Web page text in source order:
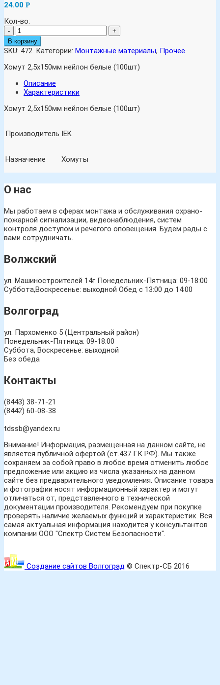
24.00 Р
Кол-во:
-
+
В корзину
SKU: 472. Категории: Монтажные материалы, Прочее.
Хомут 2,5х150мм нейлон белые (100шт)
Описание
Характеристики
Хомут 2,5х150мм нейлон белые (100шт)
Производитель IEK
Назначение Хомуты
О нас
Мы работаем в сферах монтажа и обслуживания охрано-
пожарной сигнализации, видеонаблюдения, систем
контроля доступом и речегого оповещения. Будем рады с
вами сотрудничать.
Волжский
ул. Машиностроителей 14г Понедельник-Пятница: 09-18:00
Суббота,Воскресенье: выходной Обед с 13:00 до 14:00
Волгоград
ул. Пархоменко 5 (Центральный район)
Понедельник-Пятница: 09-18:00
Суббота, Воскресенье: выходной
Без обеда
Контакты
(8443) 38-71-21
(8442) 60-08-38
tdssb@yandex.ru
Внимание! Информация, размещенная на данном сайте, не
является публичной офертой (ст.437 ГК РФ). Мы также
сохраняем за собой право в любое время отменить любое
предложение или акцию из числа указанных на данном
сайте без предварительного уведомления. Описание товара
и фотографии носят информационный характер и могут
отличаться от, представленного в технической
документации производителя. Рекомендуем при покупке
проверять наличие желаемых функций и характеристик. Вся
самая актуальная информация находится у консультантов
компании ООО "Спектр Систем Безопасности".
Создание сайтов Волгоград © Спектр-СБ 2016